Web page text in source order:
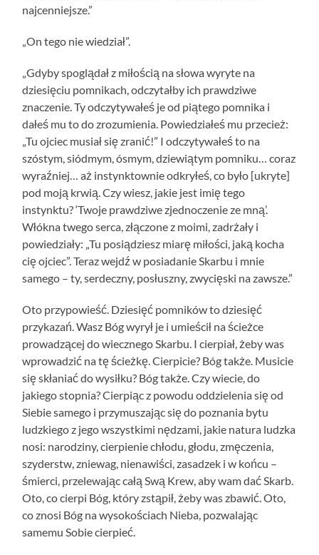
najcenniejsze.”
„On tego nie wiedział”.
„Gdyby spoglądał z miłością na słowa wyryte na
dziesięciu pomnikach, odczytałby ich prawdziwe
znaczenie. Ty odczytywałeś je od piątego pomnika i
dałeś mu to do zrozumienia. Powiedziałeś mu przecież:
„Tu ojciec musiał się zranić!” I odczytywałeś to na
szóstym, siódmym, ósmym, dziewiątym pomniku… coraz
wyraźniej… aż instynktownie odkryłeś, co było [ukryte]
pod moją krwią. Czy wiesz, jakie jest imię tego
instynktu? ‘Twoje prawdziwe zjednoczenie ze mną’.
Włókna twego serca, złączone z moimi, zadrżały i
powiedziały: „Tu posiądziesz miarę miłości, jaką kocha
cię ojciec”. Teraz wejdź w posiadanie Skarbu i mnie
samego – ty, serdeczny, posłuszny, zwycięski na zawsze.”
Oto przypowieść. Dziesięć pomników to dziesięć
przykazań. Wasz Bóg wyrył je i umieścił na ścieżce
prowadzącej do wiecznego Skarbu. I cierpiał, żeby was
wprowadzić na tę ścieżkę. Cierpicie? Bóg także. Musicie
się skłaniać do wysiłku? Bóg także. Czy wiecie, do
jakiego stopnia? Cierpiąc z powodu oddzielenia się od
Siebie samego i przymuszając się do poznania bytu
ludzkiego z jego wszystkimi nędzami, jakie natura ludzka
nosi: narodziny, cierpienie chłodu, głodu, zmęczenia,
szyderstw, zniewag, nienawiści, zasadzek i w końcu –
śmierci, przelewając całą Swą Krew, aby wam dać Skarb.
Oto, co cierpi Bóg, który zstąpił, żeby was zbawić. Oto,
co znosi Bóg na wysokościach Nieba, pozwalając
samemu Sobie cierpieć.